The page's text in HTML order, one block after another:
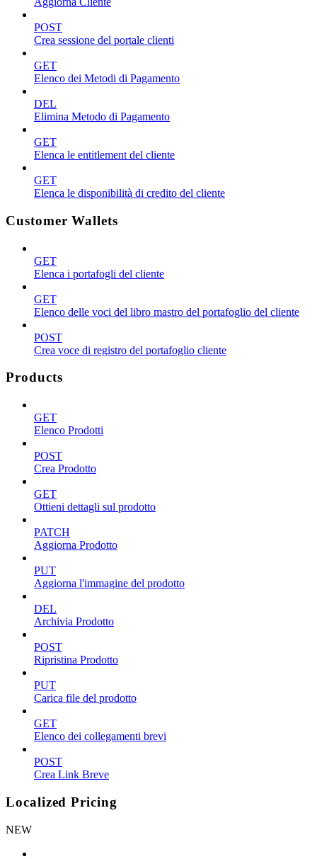
POST
Crea sessione del portale clienti
GET
Elenco dei Metodi di Pagamento
DEL
Elimina Metodo di Pagamento
GET
Elenca le entitlement del cliente
GET
Elenca le disponibilità di credito del cliente
Customer Wallets
GET
Elenca i portafogli del cliente
GET
Elenco delle voci del libro mastro del portafoglio del cliente
POST
Crea voce di registro del portafoglio cliente
Products
GET
Elenco Prodotti
POST
Crea Prodotto
GET
Ottieni dettagli sul prodotto
PATCH
Aggiorna Prodotto
PUT
Aggiorna l'immagine del prodotto
DEL
Archivia Prodotto
POST
Ripristina Prodotto
PUT
Carica file del prodotto
GET
Elenco dei collegamenti brevi
POST
Crea Link Breve
Localized Pricing
NEW